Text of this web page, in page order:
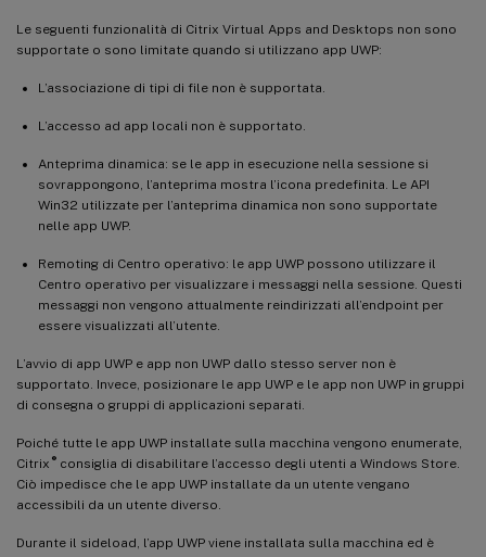
Le seguenti funzionalità di Citrix Virtual Apps and Desktops non sono
supportate o sono limitate quando si utilizzano app UWP:
L’associazione di tipi di file non è supportata.
L’accesso ad app locali non è supportato.
Anteprima dinamica: se le app in esecuzione nella sessione si
sovrappongono, l’anteprima mostra l’icona predefinita. Le API
Win32 utilizzate per l’anteprima dinamica non sono supportate
nelle app UWP.
Remoting di Centro operativo: le app UWP possono utilizzare il
Centro operativo per visualizzare i messaggi nella sessione. Questi
messaggi non vengono attualmente reindirizzati all’endpoint per
essere visualizzati all’utente.
L’avvio di app UWP e app non UWP dallo stesso server non è
supportato. Invece, posizionare le app UWP e le app non UWP in gruppi
di consegna o gruppi di applicazioni separati.
Poiché tutte le app UWP installate sulla macchina vengono enumerate,
Citrix ®consiglia di disabilitare l’accesso degli utenti a Windows Store.
Ciò impedisce che le app UWP installate da un utente vengano
accessibili da un utente diverso.
Durante il sideload, l’app UWP viene installata sulla macchina ed è